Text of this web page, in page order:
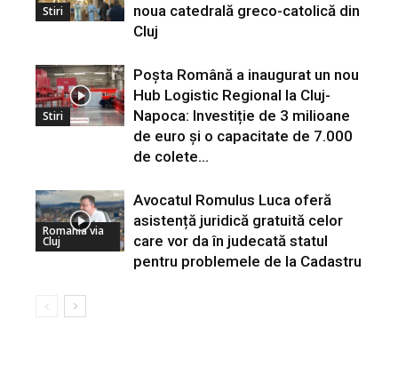
Stiri
noua catedrală greco-catolică din
Cluj
Stiri
Poșta Română a inaugurat un nou
Hub Logistic Regional la Cluj-
Napoca: Investiție de 3 milioane
de euro și o capacitate de 7.000
de colete...
Romania via
Cluj
Avocatul Romulus Luca oferă
asistență juridică gratuită celor
care vor da în judecată statul
pentru problemele de la Cadastru